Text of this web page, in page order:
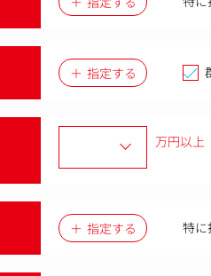
指定する
万円以上
指定する 特に